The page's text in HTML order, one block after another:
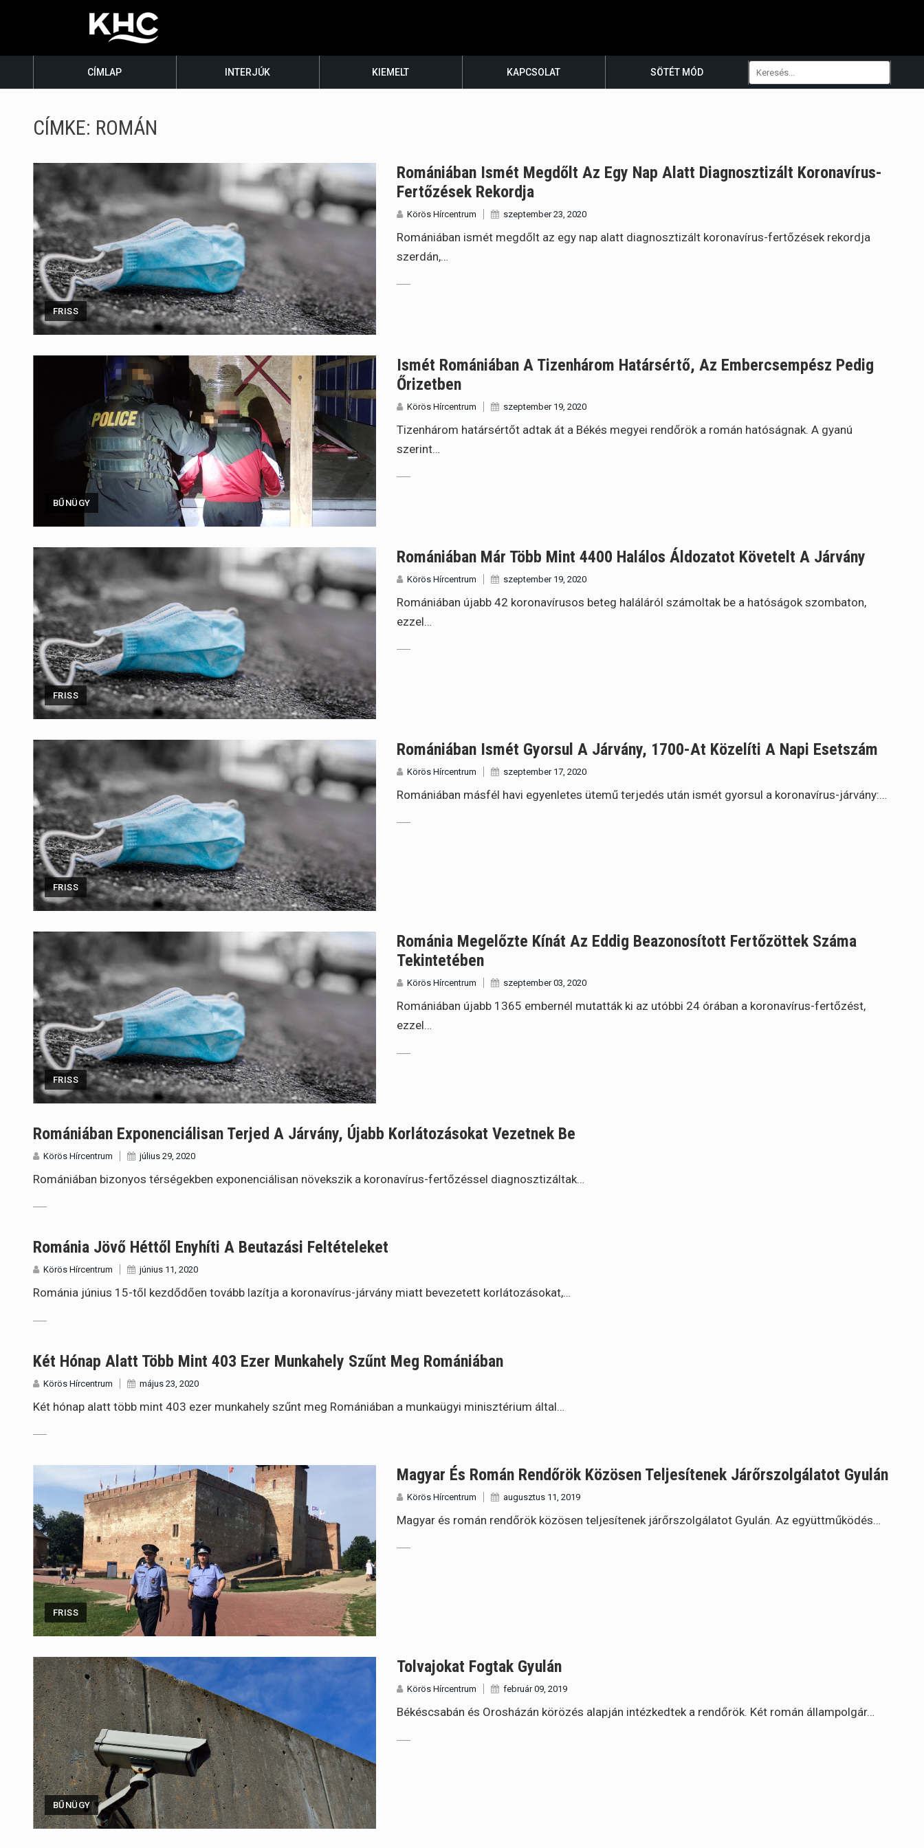
CÍMLAP INTERJÚK KIEMELT KAPCSOLAT SÖTÉT MÓD
CÍMKE: ROMÁN
FRISS
Romániában Ismét Megdőlt Az Egy Nap Alatt Diagnosztizált Koronavírus-
Fertőzések Rekordja
Körös Hírcentrum szeptember 23, 2020
Romániában ismét megdőlt az egy nap alatt diagnosztizált koronavírus-fertőzések rekordja
szerdán,…
BŰNÜGY
Ismét Romániában A Tizenhárom Határsértő, Az Embercsempész Pedig
Őrizetben
Körös Hírcentrum szeptember 19, 2020
Tizenhárom határsértőt adtak át a Békés megyei rendőrök a román hatóságnak. A gyanú
szerint…
FRISS
Romániában Már Több Mint 4400 Halálos Áldozatot Követelt A Járvány
Körös Hírcentrum szeptember 19, 2020
Romániában újabb 42 koronavírusos beteg haláláról számoltak be a hatóságok szombaton,
ezzel…
FRISS
Romániában Ismét Gyorsul A Járvány, 1700-At Közelíti A Napi Esetszám
Körös Hírcentrum szeptember 17, 2020
Romániában másfél havi egyenletes ütemű terjedés után ismét gyorsul a koronavírus-járvány:…
FRISS
Románia Megelőzte Kínát Az Eddig Beazonosított Fertőzöttek Száma
Tekintetében
Körös Hírcentrum szeptember 03, 2020
Romániában újabb 1365 embernél mutatták ki az utóbbi 24 órában a koronavírus-fertőzést,
ezzel…
Romániában Exponenciálisan Terjed A Járvány, Újabb Korlátozásokat Vezetnek Be
Körös Hírcentrum július 29, 2020
Romániában bizonyos térségekben exponenciálisan növekszik a koronavírus-fertőzéssel diagnosztizáltak…
Románia Jövő Héttől Enyhíti A Beutazási Feltételeket
Körös Hírcentrum június 11, 2020
Románia június 15-től kezdődően tovább lazítja a koronavírus-járvány miatt bevezetett korlátozásokat,…
Két Hónap Alatt Több Mint 403 Ezer Munkahely Szűnt Meg Romániában
Körös Hírcentrum május 23, 2020
Két hónap alatt több mint 403 ezer munkahely szűnt meg Romániában a munkaügyi minisztérium által…
FRISS
Magyar És Román Rendőrök Közösen Teljesítenek Járőrszolgálatot Gyulán
Körös Hírcentrum augusztus 11, 2019
Magyar és román rendőrök közösen teljesítenek járőrszolgálatot Gyulán. Az együttműködés…
BŰNÜGY
Tolvajokat Fogtak Gyulán
Körös Hírcentrum február 09, 2019
Békéscsabán és Orosházán körözés alapján intézkedtek a rendőrök. Két román állampolgár…